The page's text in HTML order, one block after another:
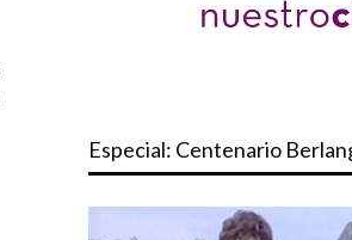
Especial: Centenario